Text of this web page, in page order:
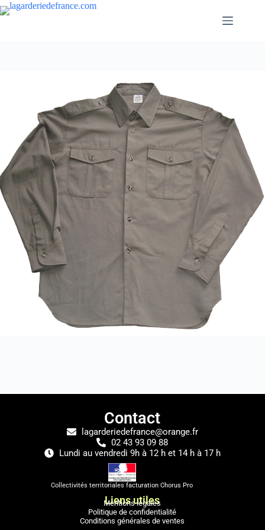
Contact
lagarderiedefrance@orange.fr
02 43 93 09 88
Lundi au vendredi 9h à 12 h et 14 h à 17 h
Collectivités territoriales facturation Chorus Pro
Liens utiles
Mentions légales
Politique de confidentialité
Conditions générales de ventes